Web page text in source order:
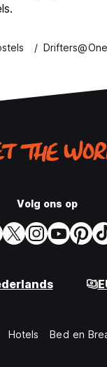
Volg ons op
Hotels Bed en